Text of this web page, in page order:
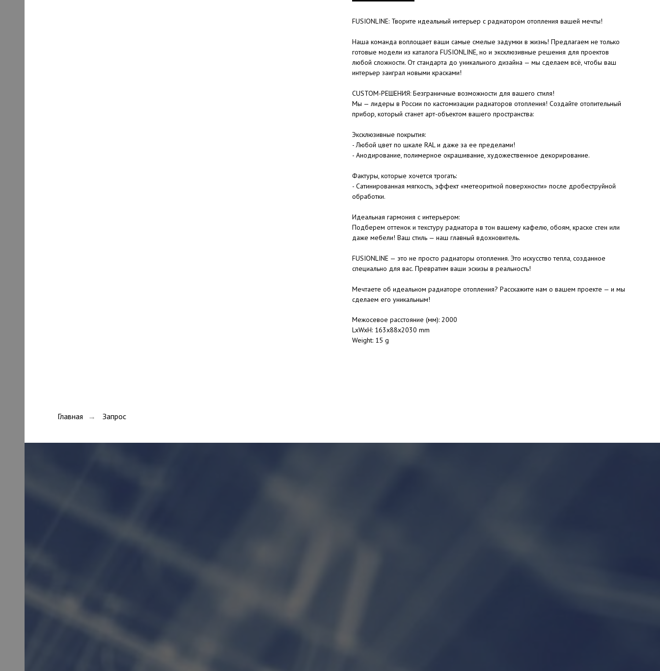
FUSIONLINE: Творите идеальный интерьер с радиатором отопления вашей мечты!
Наша команда воплощает ваши самые смелые задумки в жизнь! Предлагаем не только
готовые модели из каталога FUSIONLINE, но и эксклюзивные решения для проектов
любой сложности. От стандарта до уникального дизайна — мы сделаем всё, чтобы ваш
интерьер заиграл новыми красками!
CUSTOM-РЕШЕНИЯ: Безграничные возможности для вашего стиля!
Мы — лидеры в России по кастомизации радиаторов отопления! Создайте отопительный
прибор, который станет арт-объектом вашего пространства:
Эксклюзивные покрытия:
- Любой цвет по шкале RAL и даже за ее пределами!
- Анодирование, полимерное окрашивание, художественное декорирование.
Фактуры, которые хочется трогать:
- Сатинированная мягкость, эффект «метеоритной поверхности» после дробеструйной
обработки.
Идеальная гармония с интерьером:
Подберем оттенок и текстуру радиатора в тон вашему кафелю, обоям, краске стен или
даже мебели! Ваш стиль — наш главный вдохновитель.
FUSIONLINE — это не просто радиаторы отопления. Это искусство тепла, созданное
специально для вас. Превратим ваши эскизы в реальность!
Мечтаете об идеальном радиаторе отопления? Расскажите нам о вашем проекте — и мы
сделаем его уникальным!
Межосевое расстояние (мм): 2000
LxWxH: 163x88x2030 mm
Weight: 15 g
Главная → Запрос